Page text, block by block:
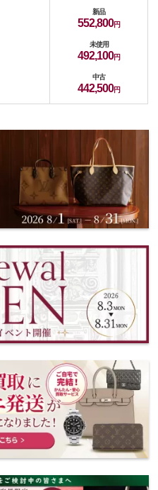
新品
552,800
未使用
492,100
中古
442,500